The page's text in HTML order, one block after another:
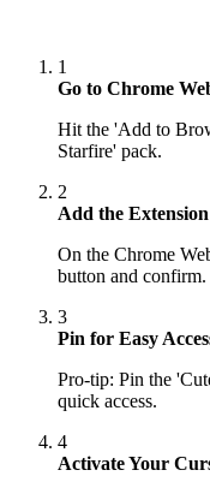
1
Go to Chrome
Hit the 'Add to
Starfire' pack.
2
Add the Extension
On the Chrome
button and confirm.
3
Pin for Easy
Pro-tip: Pin the
quick access.
4
Activate Your